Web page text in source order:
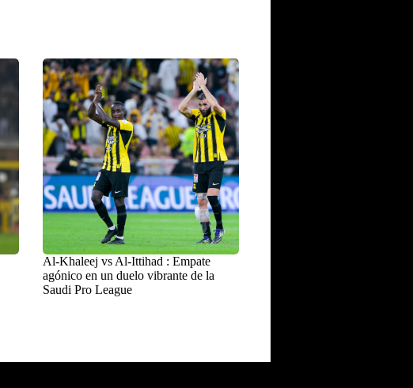
Al-Khaleej vs Al-Ittihad : Empate
agónico en un duelo vibrante de la
Saudi Pro League